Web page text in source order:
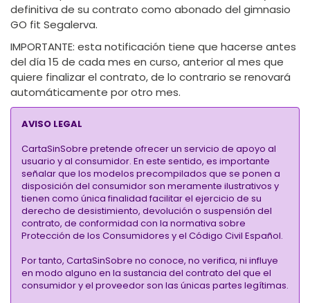
definitiva de su contrato como abonado del gimnasio
GO fit Segalerva.
IMPORTANTE: esta notificación tiene que hacerse antes
del día 15 de cada mes en curso, anterior al mes que
quiere finalizar el contrato, de lo contrario se renovará
automáticamente por otro mes.
AVISO LEGAL
CartaSinSobre pretende ofrecer un servicio de apoyo al
usuario y al consumidor. En este sentido, es importante
señalar que los modelos precompilados que se ponen a
disposición del consumidor son meramente ilustrativos y
tienen como única finalidad facilitar el ejercicio de su
derecho de desistimiento, devolución o suspensión del
contrato, de conformidad con la normativa sobre
Protección de los Consumidores y el Código Civil Español.
Por tanto, CartaSinSobre no conoce, no verifica, ni influye
en modo alguno en la sustancia del contrato del que el
consumidor y el proveedor son las únicas partes legítimas.